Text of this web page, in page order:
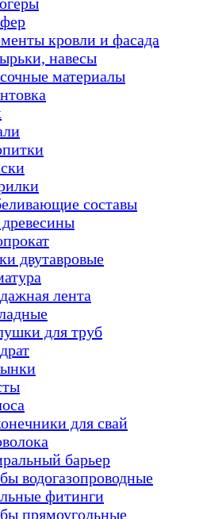
кровли и фасада
навесы
материалы
составы
древесины
двутавровые
лента
для труб
для свай
барьер
водогазопроводные
фитинги
прямоугольные